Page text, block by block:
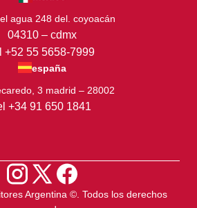
agua 248 del. coyoacán
04310 – cdmx
+52 55 5658-7999
españa
3 madrid – 28002
+34 91 650 1841
Argentina ©️. Todos los derechos